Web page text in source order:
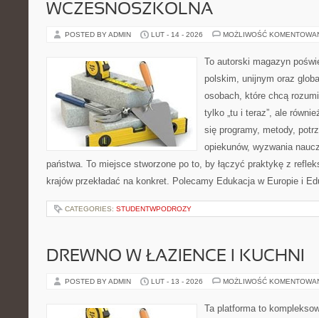
WCZESNOSZKOLNA
POSTED BY ADMIN LUT - 14 - 2026 MOŻLIWOŚĆ
To autorski magazyn
polskim, unijnym oraz
osobach, które chcą
tylko „tu i teraz”, ale
się programy, metody,
opiekunów, wyzwania
państwa. To miejsce stworzone po to, by łączyć praktykę z
krajów przekładać na konkret. Polecamy Edukacja w Europie i
CATEGORIES: STUDENTWPODROZY
DREWNO W ŁAZIENCE I KUCHNI
POSTED BY ADMIN LUT - 13 - 2026 MOŻLIWOŚĆ
Ta platforma to